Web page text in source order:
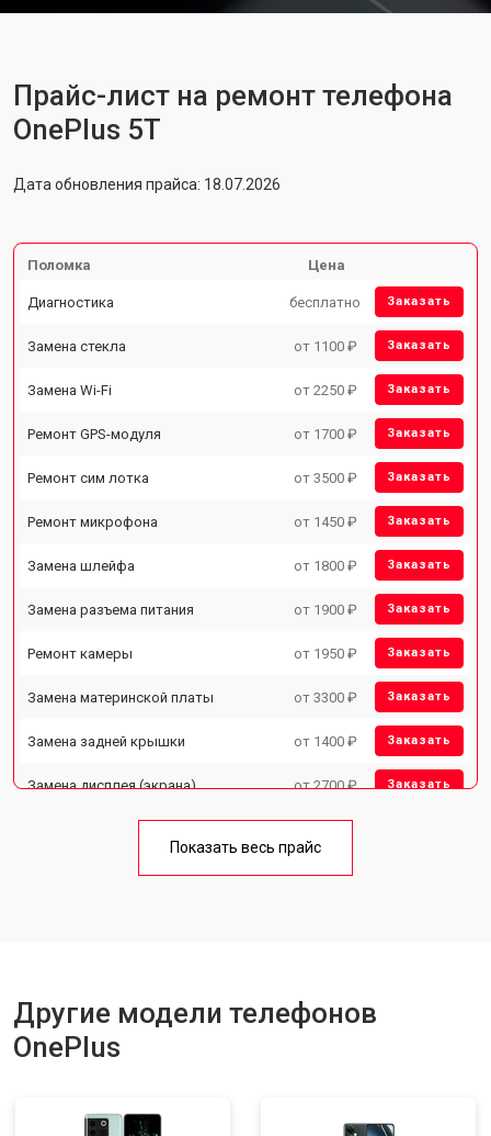
Прайс-лист на ремонт телефона
OnePlus 5T
Дата обновления прайса: 18.07.2026
Поломка Цена
Диагностика бесплатно Заказать
Замена стекла от 1100 ₽ Заказать
Замена Wi-Fi от 2250 ₽ Заказать
Ремонт GPS-модуля от 1700 ₽ Заказать
Ремонт сим лотка от 3500 ₽ Заказать
Ремонт микрофона от 1450 ₽ Заказать
Замена шлейфа от 1800 ₽ Заказать
Замена разъема питания от 1900 ₽ Заказать
Ремонт камеры от 1950 ₽ Заказать
Замена материнской платы от 3300 ₽ Заказать
Замена задней крышки от 1400 ₽ Заказать
Замена дисплея (экрана) от 2700 ₽ Заказать
Замена кнопки включения от 1750 ₽
Показать весь прайс
Другие модели телефонов
OnePlus